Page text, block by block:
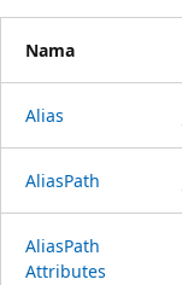
Nama
Alias
AliasPath
AliasPath
Attributes